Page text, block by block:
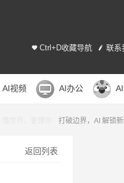
Ctrl+D收藏导航 联系
AI视频 AI办公
打破边界，AI 解锁
返回列表